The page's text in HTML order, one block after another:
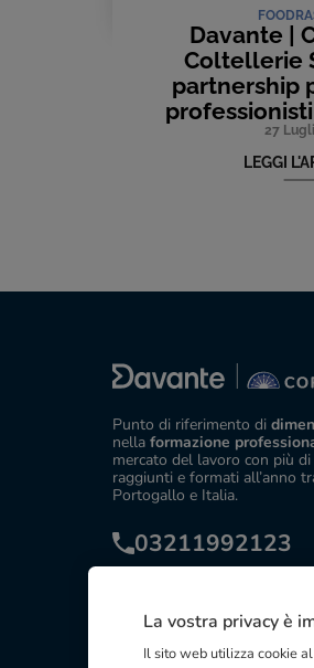
FOOD
Davante |
Coltellerie
partnership
27
LEGGI
Punto di riferimento di
nella formazione
mercato del lavoro con più di
raggiunti e formati all’anno
Portogallo e Italia.
03211992123
La vostra privacy è
Il sito web utilizza cookie